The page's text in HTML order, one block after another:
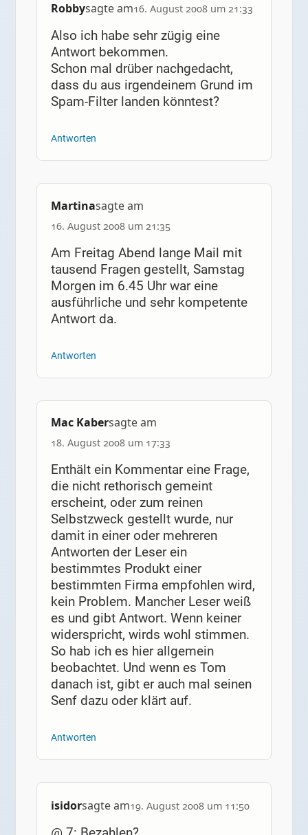
Robbysagte am16. August 2008 um 21:33
Also ich habe sehr zügig eine
Antwort bekommen.
Schon mal drüber nachgedacht,
dass du aus irgendeinem Grund im
Spam-Filter landen könntest?
Antworten
Martinasagte am
16. August 2008 um 21:35
Am Freitag Abend lange Mail mit
tausend Fragen gestellt, Samstag
Morgen im 6.45 Uhr war eine
ausführliche und sehr kompetente
Antwort da.
Antworten
Mac Kabersagte am
18. August 2008 um 17:33
Enthält ein Kommentar eine Frage,
die nicht rethorisch gemeint
erscheint, oder zum reinen
Selbstzweck gestellt wurde, nur
damit in einer oder mehreren
Antworten der Leser ein
bestimmtes Produkt einer
bestimmten Firma empfohlen wird,
kein Problem. Mancher Leser weiß
es und gibt Antwort. Wenn keiner
widerspricht, wirds wohl stimmen.
So hab ich es hier allgemein
beobachtet. Und wenn es Tom
danach ist, gibt er auch mal seinen
Senf dazu oder klärt auf.
Antworten
isidorsagte am19. August 2008 um 11:50